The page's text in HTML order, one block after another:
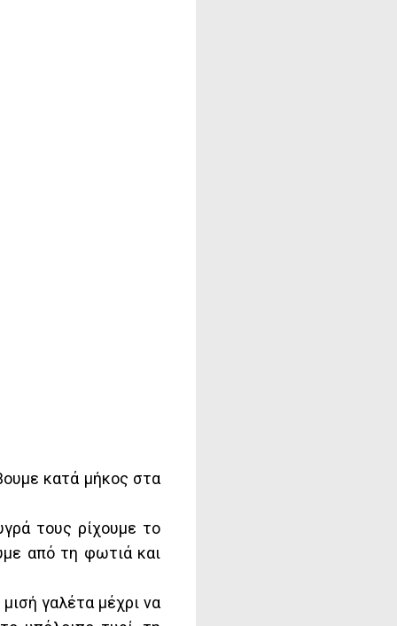
κατά μήκος στα
τους ρίχουμε το
από τη φωτιά και
γαλέτα μέχρι να